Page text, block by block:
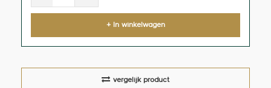
+ In winkelwagen
vergelijk product